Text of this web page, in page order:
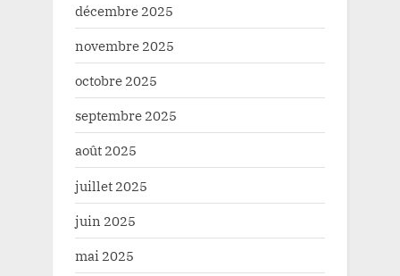
décembre 2025
novembre 2025
octobre 2025
septembre 2025
août 2025
juillet 2025
juin 2025
mai 2025